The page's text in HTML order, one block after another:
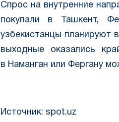
Спрос на внутренние
покупали в Ташкент,
узбекистанцы планируют
выходные оказались
в Наманган или Фергану
Источник: spot.uz